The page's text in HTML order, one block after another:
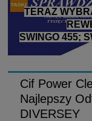
TERAZ
SWINGO 455;
Cif Power
Najlepszy
DIVERSEY